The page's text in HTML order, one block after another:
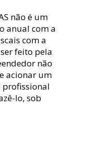
não é um
anual com a
com a
feito pela
não
acionar um
profissional
lo, sob